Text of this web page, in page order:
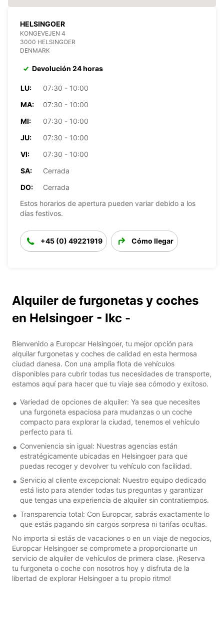
HELSINGOER
KONGEVEJEN 4
3000 HELSINGOER
DENMARK
Devolución 24 horas
LU:
07:30 - 10:00
MA:
07:30 - 10:00
MI:
07:30 - 10:00
JU:
07:30 - 10:00
VI:
07:30 - 10:00
SA:
Cerrada
DO:
Cerrada
Estos horarios de apertura pueden variar debido a los
días festivos.
+45 (0) 49221919 Cómo llegar
Alquiler de furgonetas y coches
en Helsingoer - Ikc -
Bienvenido a Europcar Helsingoer, tu mejor opción para
alquilar furgonetas y coches de calidad en esta hermosa
ciudad danesa. Con una amplia flota de vehículos
disponibles para cubrir todas tus necesidades de transporte,
estamos aquí para hacer que tu viaje sea cómodo y exitoso.
Variedad de opciones de alquiler: Ya sea que necesites
una furgoneta espaciosa para mudanzas o un coche
compacto para explorar la ciudad, tenemos el vehículo
perfecto para ti.
Conveniencia sin igual: Nuestras agencias están
estratégicamente ubicadas en Helsingoer para que
puedas recoger y devolver tu vehículo con facilidad.
Servicio al cliente excepcional: Nuestro equipo dedicado
está listo para atender todas tus preguntas y garantizar
que tengas una experiencia de alquiler sin contratiempos.
Transparencia total: Con Europcar, sabrás exactamente lo
que estás pagando sin cargos sorpresa ni tarifas ocultas.
No importa si estás de vacaciones o en un viaje de negocios,
Europcar Helsingoer se compromete a proporcionarte un
servicio de alquiler de vehículos de primera clase. ¡Reserva
tu furgoneta o coche con nosotros hoy y disfruta de la
libertad de explorar Helsingoer a tu propio ritmo!